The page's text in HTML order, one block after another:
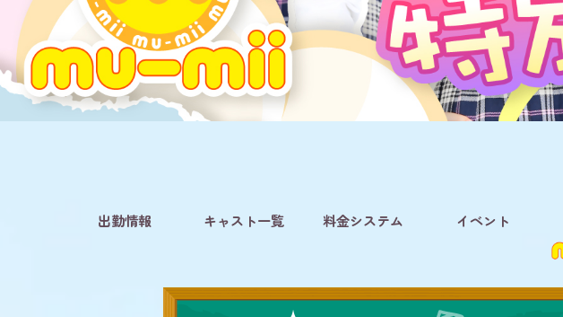
出勤情報 キャスト一覧 料金システム イベント